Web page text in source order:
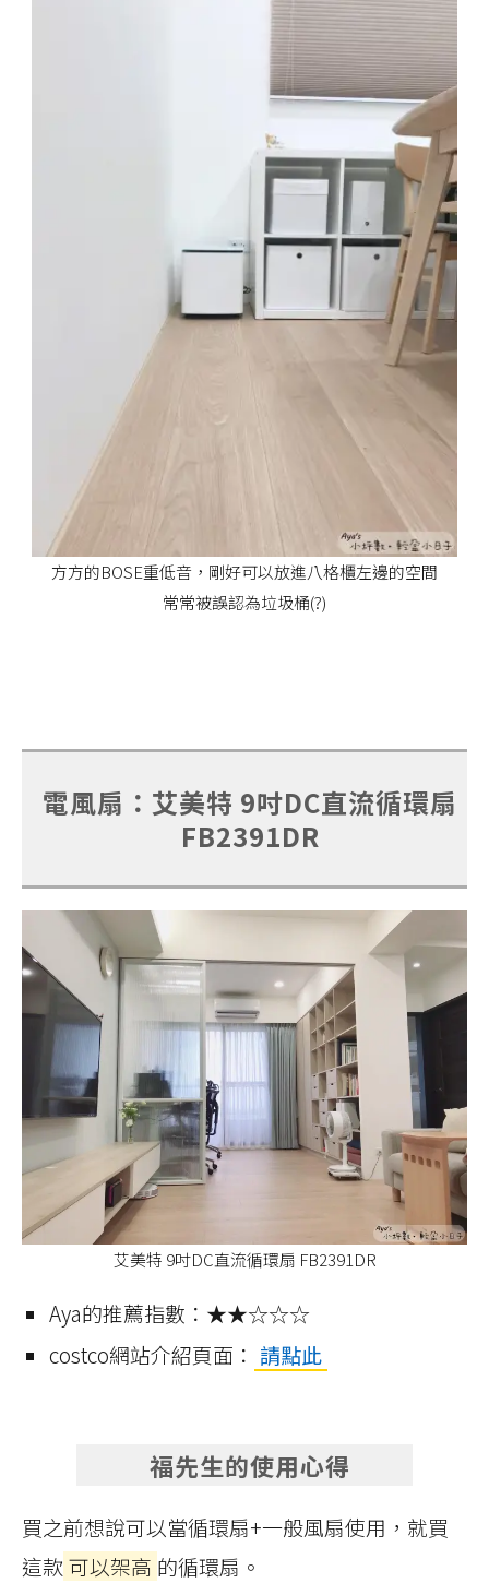
方方的BOSE重低音，剛好可以放進八格櫃左邊的空間
常常被誤認為垃圾桶(?)
電風扇：艾美特 9吋DC直流循環扇
FB2391DR
艾美特 9吋DC直流循環扇 FB2391DR
Aya的推薦指數：★★☆☆☆
costco網站介紹頁面： 請點此
福先生的使用心得
買之前想說可以當循環扇+一般風扇使用，就買
這款 可以架高 的循環扇。